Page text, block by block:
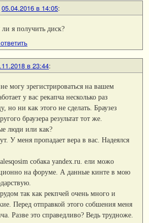
05.04.2016 в 14:05:
я получить диск?
в 23:44:
могу зрегистрироваться на вашем
у вас рекапча несколько раз
но ни как этого не сделать. Браузез
браузера результат тот же.
люди или как?
У меня пропадает вера в вас. Надеялся
собака yandex.ru. ели можо
на форуме. А данные кинте в мою
так как рекпчей очень много и
Перед отправкой этого собшения меня
Разве это справедливо? Ведь трудноже.